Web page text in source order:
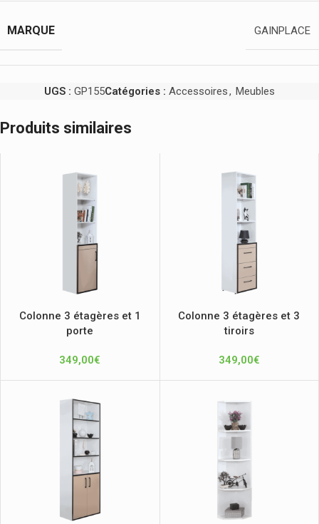
MARQUE GAINPLACE
UGS : GP155Catégories : Accessoires, Meubles
Produits similaires
Colonne 3 étagères et 1
porte
349,00€
Colonne 3 étagères et 3
tiroirs
349,00€